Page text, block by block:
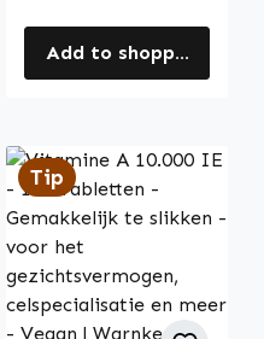
Add to shopping cart
Tip